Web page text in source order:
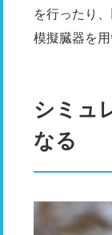
を行ったり
模擬臓器を
シミュ
なる